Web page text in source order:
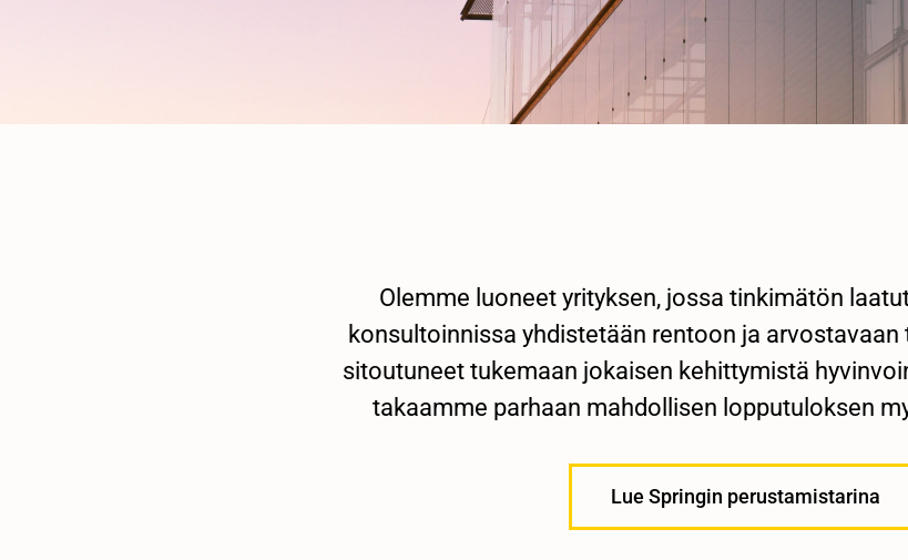
Olemme luoneet yrityksen, jossa tinkimätön
konsultoinnissa yhdistetään rentoon ja
sitoutuneet tukemaan jokaisen kehittymistä
takaamme parhaan mahdollisen lopputuloksen
Lue Springin perustamistarina